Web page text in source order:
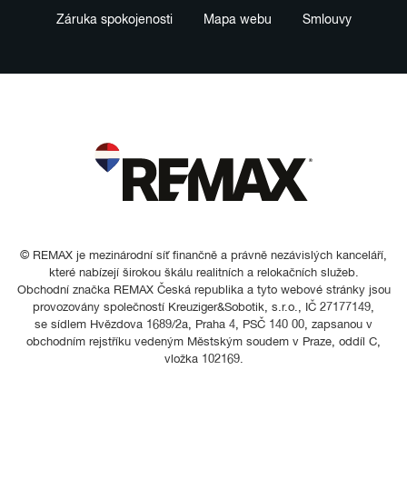
Záruka spokojenosti Mapa webu Smlouvy
© REMAX je mezinárodní síť finančně a právně nezávislých kanceláří,
které nabízejí širokou škálu realitních a relokačních služeb.
Obchodní značka REMAX Česká republika a tyto webové stránky jsou
provozovány společností Kreuziger&Sobotik, s.r.o., IČ 27177149,
se sídlem Hvězdova 1689/2a, Praha 4, PSČ 140 00, zapsanou v
obchodním rejstříku vedeným Městským soudem v Praze, oddíl C,
vložka 102169.